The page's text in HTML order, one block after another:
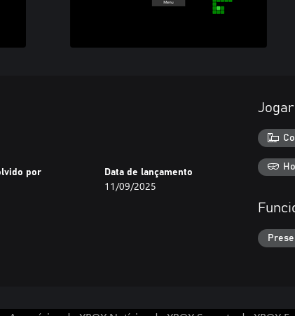
por Data de lançamento
11/09/2025